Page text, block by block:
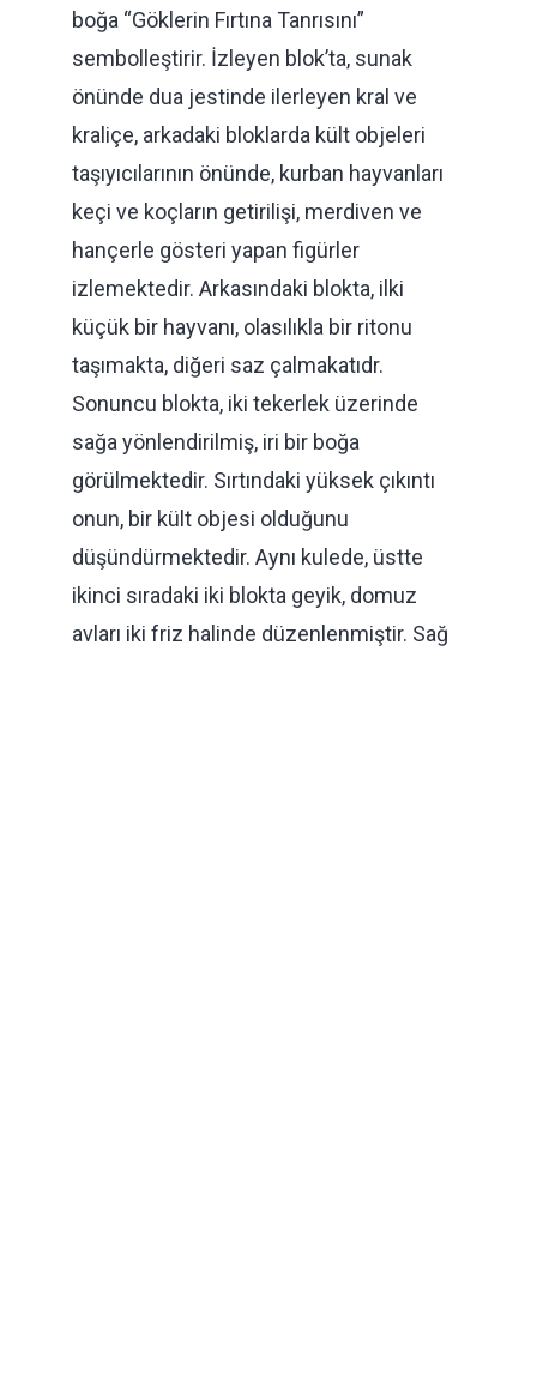
boğa “Göklerin Fırtına Tanrısını”
sembolleştirir. İzleyen blok’ta, sunak
önünde dua jestinde ilerleyen kral ve
kraliçe, arkadaki bloklarda kült objeleri
taşıyıcılarının önünde, kurban hayvanları
keçi ve koçların getirilişi, merdiven ve
hançerle gösteri yapan figürler
izlemektedir. Arkasındaki blokta, ilki
küçük bir hayvanı, olasılıkla bir ritonu
taşımakta, diğeri saz çalmakatıdr.
Sonuncu blokta, iki tekerlek üzerinde
sağa yönlendirilmiş, iri bir boğa
görülmektedir. Sırtındaki yüksek çıkıntı
onun, bir kült objesi olduğunu
düşündürmektedir. Aynı kulede, üstte
ikinci sıradaki iki blokta geyik, domuz
avları iki friz halinde düzenlenmiştir. Sağ